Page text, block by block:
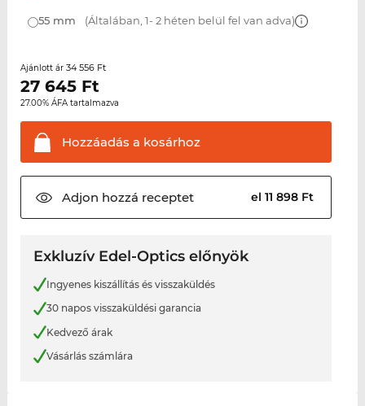
55 mm (Általában, 1- 2 héten belül fel van adva)
Ajánlott ár 34 556 Ft
27 645Ft
27.00% ÁFA tartalmazva
Hozzáadás a kosárhoz
Adjon hozzá receptet el 11 898 Ft
Exkluzív Edel-Optics előnyök
Ingyenes kiszállítás és visszaküldés
30 napos visszaküldési garancia
Kedvező árak
Vásárlás számlára